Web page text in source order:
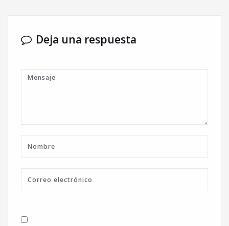
Deja una respuesta